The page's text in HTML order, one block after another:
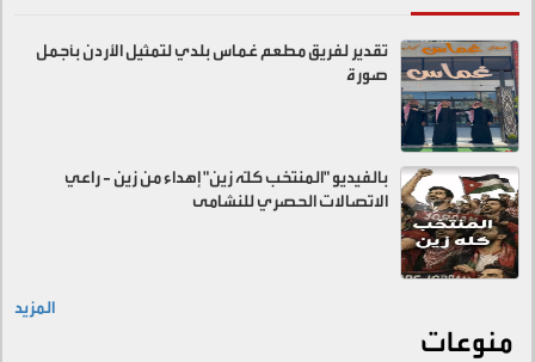
تقدير لفريق مطعم غماس بلدي لتمثيل الأردن بأجمل
صورة
بالفيديو "المنتخب كلّه زين" إهداء من زين - راعي
الاتصالات الحصري للنشامى
المزيد
منوعات